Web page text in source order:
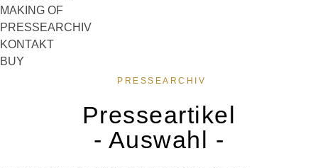
MAKING OF
PRESSEARCHIV
KONTAKT
BUY
PRESSEARCHIV
Presseartikel
- Auswahl -